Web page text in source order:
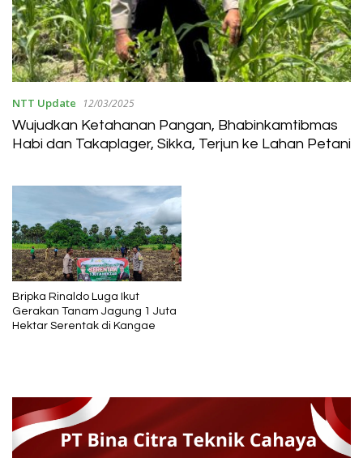
NTT Update 12/03/2025
Wujudkan Ketahanan Pangan, Bhabinkamtibmas
Habi dan Takaplager, Sikka, Terjun ke Lahan Petani
Bripka Rinaldo Luga Ikut
Gerakan Tanam Jagung 1 Juta
Hektar Serentak di Kangae